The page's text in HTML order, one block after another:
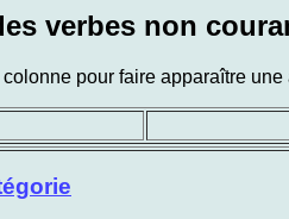
verbes non
pour faire apparaître